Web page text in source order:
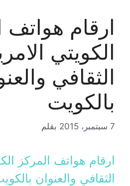
ارقام هواتف
الكويتي
الثقافي
بالكويت
7 سبتمبر، 2015 بقلم
ارقام هواتف المركز
الثقافي والعنوان